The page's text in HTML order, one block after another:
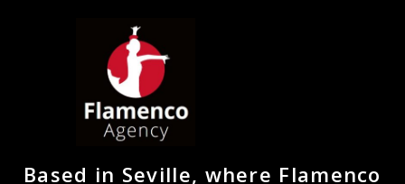
Based in Seville, where Flamenco